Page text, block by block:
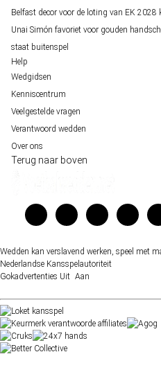
Belfast decor voor de loting van EK 2028
Unai Simón favoriet voor gouden
staat buitenspel
Help
Wedgidsen
Kenniscentrum
Veelgestelde vragen
Verantwoord wedden
Over ons
Terug naar boven
Wedden kan verslavend werken, speel met
Nederlandse Kansspelautoriteit
Gokadvertenties Uit Aan